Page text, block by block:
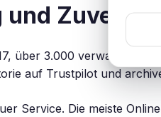
über 3.000 verwaltete
auf Trustpilot und
Service. Die meiste